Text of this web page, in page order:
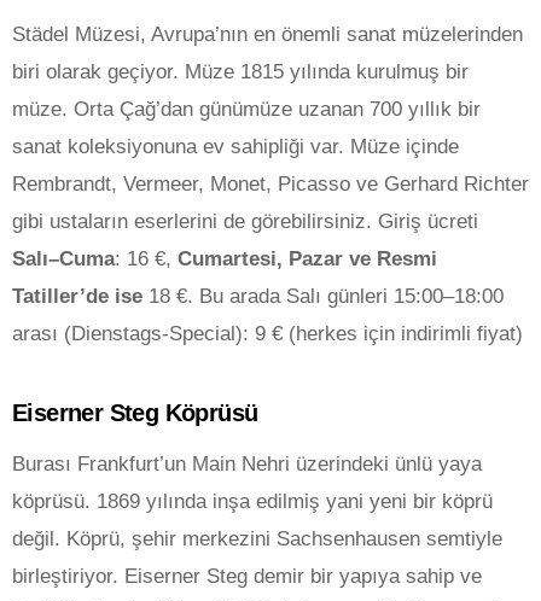
Städel Müzesi, Avrupa’nın en önemli sanat müzelerinden
biri olarak geçiyor. Müze 1815 yılında kurulmuş bir
müze. Orta Çağ’dan günümüze uzanan 700 yıllık bir
sanat koleksiyonuna ev sahipliği var. Müze içinde
Rembrandt, Vermeer, Monet, Picasso ve Gerhard Richter
gibi ustaların eserlerini de görebilirsiniz. Giriş ücreti
Salı–Cuma: 16 €, Cumartesi, Pazar ve Resmi
Tatiller’de ise 18 €. Bu arada Salı günleri 15:00–18:00
arası (Dienstags-Special): 9 € (herkes için indirimli fiyat)
Eiserner Steg Köprüsü
Burası Frankfurt’un Main Nehri üzerindeki ünlü yaya
köprüsü. 1869 yılında inşa edilmiş yani yeni bir köprü
değil. Köprü, şehir merkezini Sachsenhausen semtiyle
birleştiriyor. Eiserner Steg demir bir yapıya sahip ve